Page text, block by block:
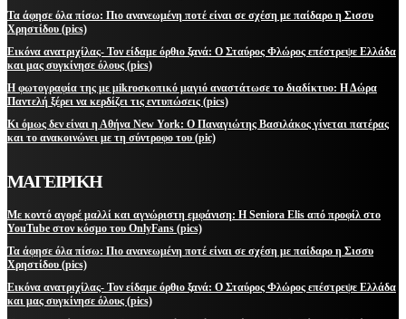
Τα άφησε όλα πίσω: Πιο ανανεωμένη ποτέ είναι σε σχέση με παίδαρο η Σισσυ
Χρηστίδου (pics)
Εικόνα ανατριχίλας- Τον είδαμε όρθιο ξανά: Ο Σταύρος Φλώρος επέστρεψε Ελλάδα
και μας συγκίνησε όλους (pics)
Η φωτογραφία της με μikroσκοπικό μαγιό αναστάτωσε το διαδίκτυο: Η Δώρα
Παντελή ξέρει να κερδίζει τις εντυπώσεις (pics)
Κι όμως δεν είναι η Αθήνα New York: Ο Παναγιώτης Βασιλάκος γίνεται πατέρας
και το ανακοινώνει με τη σύντροφο του (pic)
ΜΑΓΕΙΡΙΚΗ
Με κοντό αγορέ μαλλί και αγνώριστη εμφάνιση: Η Seniora Elis από προφίλ στο
YouTube στον κόσμο του OnlyFans (pics)
Τα άφησε όλα πίσω: Πιο ανανεωμένη ποτέ είναι σε σχέση με παίδαρο η Σισσυ
Χρηστίδου (pics)
Εικόνα ανατριχίλας- Τον είδαμε όρθιο ξανά: Ο Σταύρος Φλώρος επέστρεψε Ελλάδα
και μας συγκίνησε όλους (pics)